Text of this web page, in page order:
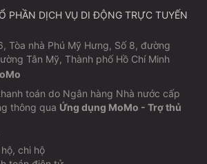
PHẦN DỊCH VỤ DI ĐỘNG TRỰC TUYẾN
Tòa nhà Phú Mỹ Hưng, Số 8, đường
Tân Mỹ, Thành phố Hồ Chí Minh
toán do Ngân hàng Nhà nước cấp
thông qua Ứng dụng MoMo - Trợ thủ
chi hộ